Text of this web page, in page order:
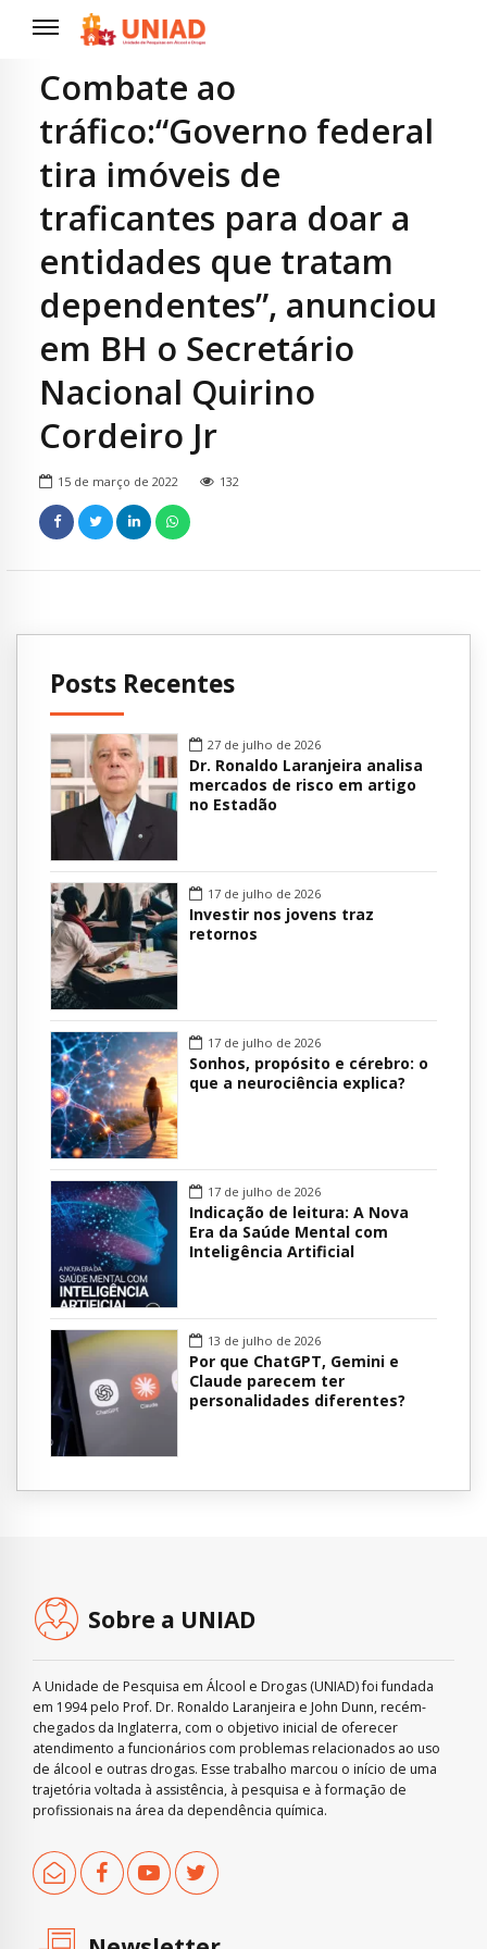
Combate ao
tráfico:“Governo federal
tira imóveis de
traficantes para doar a
entidades que tratam
dependentes”, anunciou
em BH o Secretário
Nacional Quirino
Cordeiro Jr
15 de março de 2022 132
Posts Recentes
27 de julho de 2026
Dr. Ronaldo Laranjeira analisa
mercados de risco em artigo
no Estadão
17 de julho de 2026
Investir nos jovens traz
retornos
17 de julho de 2026
Sonhos, propósito e cérebro: o
que a neurociência explica?
17 de julho de 2026
Indicação de leitura: A Nova
Era da Saúde Mental com
Inteligência Artificial
13 de julho de 2026
Por que ChatGPT, Gemini e
Claude parecem ter
personalidades diferentes?
Sobre a UNIAD
A Unidade de Pesquisa em Álcool e Drogas (UNIAD) foi fundada
em 1994 pelo Prof. Dr. Ronaldo Laranjeira e John Dunn, recém-
chegados da Inglaterra, com o objetivo inicial de oferecer
atendimento a funcionários com problemas relacionados ao uso
de álcool e outras drogas. Esse trabalho marcou o início de uma
trajetória voltada à assistência, à pesquisa e à formação de
profissionais na área da dependência química.